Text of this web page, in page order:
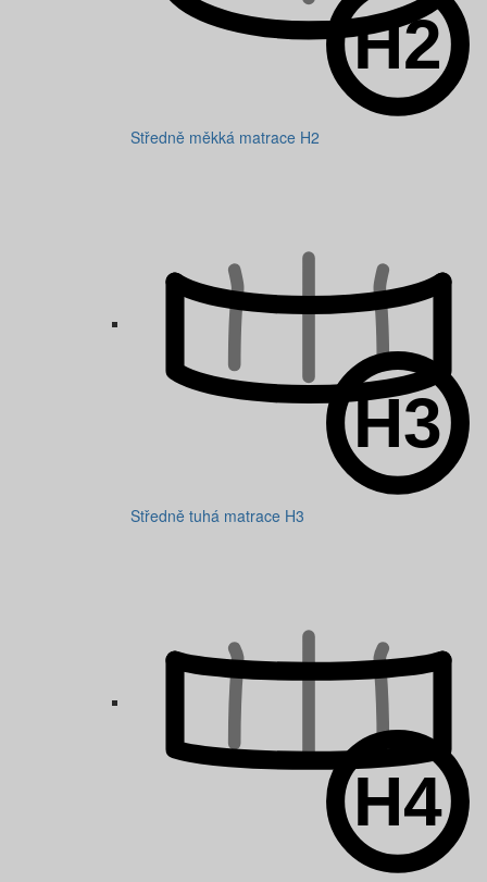
Středně měkká matrace H2
Středně tuhá matrace H3